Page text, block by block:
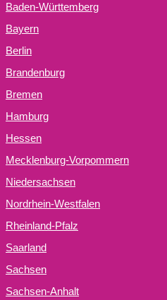
Baden-Württemberg
Bayern
Berlin
Brandenburg
Bremen
Hamburg
Hessen
Mecklenburg-Vorpommern
Niedersachsen
Nordrhein-Westfalen
Rheinland-Pfalz
Saarland
Sachsen
Sachsen-Anhalt